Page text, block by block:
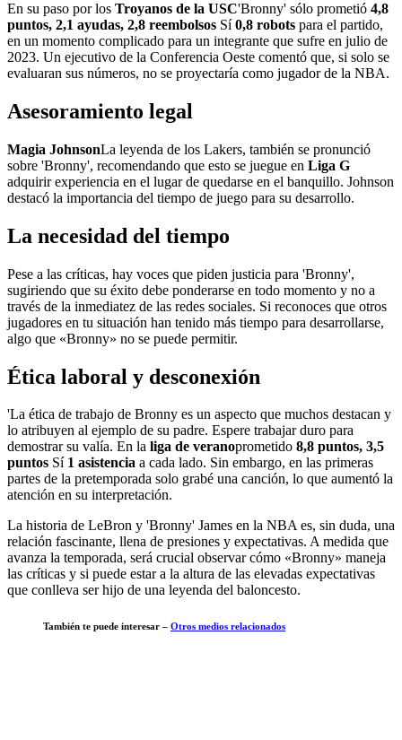
En su paso por los Troyanos de la USC'Bronny' sólo prometió 4,8
puntos, 2,1 ayudas, 2,8 reembolsos Sí0,8 robots para el partido,
en un momento complicado para un integrante que sufre en julio de
2023. Un ejecutivo de la Conferencia Oeste comentó que, si solo se
evaluaran sus números, no se proyectaría como jugador de la NBA.
Asesoramiento legal
Magia JohnsonLa leyenda de los Lakers, también se pronunció
sobre 'Bronny', recomendando que esto se juegue en Liga G
adquirir experiencia en el lugar de quedarse en el banquillo. Johnson
destacó la importancia del tiempo de juego para su desarrollo.
La necesidad del tiempo
Pese a las críticas, hay voces que piden justicia para 'Bronny',
sugiriendo que su éxito debe ponderarse en todo momento y no a
través de la inmediatez de las redes sociales. Si reconoces que otros
jugadores en tu situación han tenido más tiempo para desarrollarse,
algo que «Bronny» no se puede permitir.
Ética laboral y desconexión
'La ética de trabajo de Bronny es un aspecto que muchos destacan y
lo atribuyen al ejemplo de su padre. Espere trabajar duro para
demostrar su valía. En la liga de veranoprometido 8,8 puntos, 3,5
puntos Sí 1 asistencia a cada lado. Sin embargo, en las primeras
partes de la pretemporada solo grabé una canción, lo que aumentó la
atención en su interpretación.
La historia de LeBron y 'Bronny' James en la NBA es, sin duda, una
relación fascinante, llena de presiones y expectativas. A medida que
avanza la temporada, será crucial observar cómo «Bronny» maneja
las críticas y si puede estar a la altura de las elevadas expectativas
que conlleva ser hijo de una leyenda del baloncesto.
También te puede interesar – Otros medios relacionados